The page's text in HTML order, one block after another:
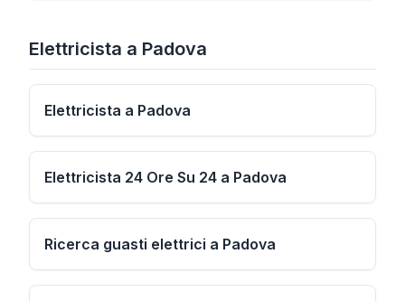
Elettricista a Padova
Elettricista a Padova
Elettricista 24 Ore Su 24 a Padova
Ricerca guasti elettrici a Padova